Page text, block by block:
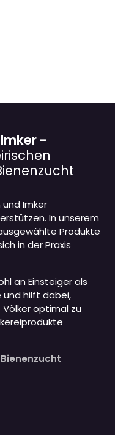
-
und Imker
In unserem
Produkte
in der Praxis
an Einsteiger als
hilft dabei,
optimal zu